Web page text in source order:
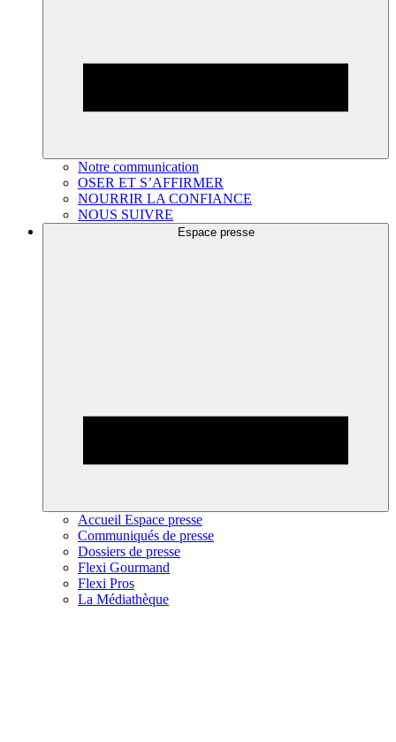
Notre communication
OSER ET S’AFFIRMER
NOURRIR LA CONFIANCE
NOUS SUIVRE
Espace presse
Accueil Espace presse
Communiqués de presse
Dossiers de presse
Flexi Gourmand
Flexi Pros
La Médiathèque